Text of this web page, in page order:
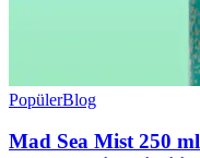
PopülerBlog
Mad Sea Mist 250